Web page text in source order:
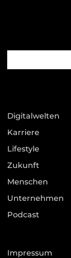
Digitalwelten
Karriere
Lifestyle
Zukunft
Menschen
Unternehmen
Podcast
Impressum